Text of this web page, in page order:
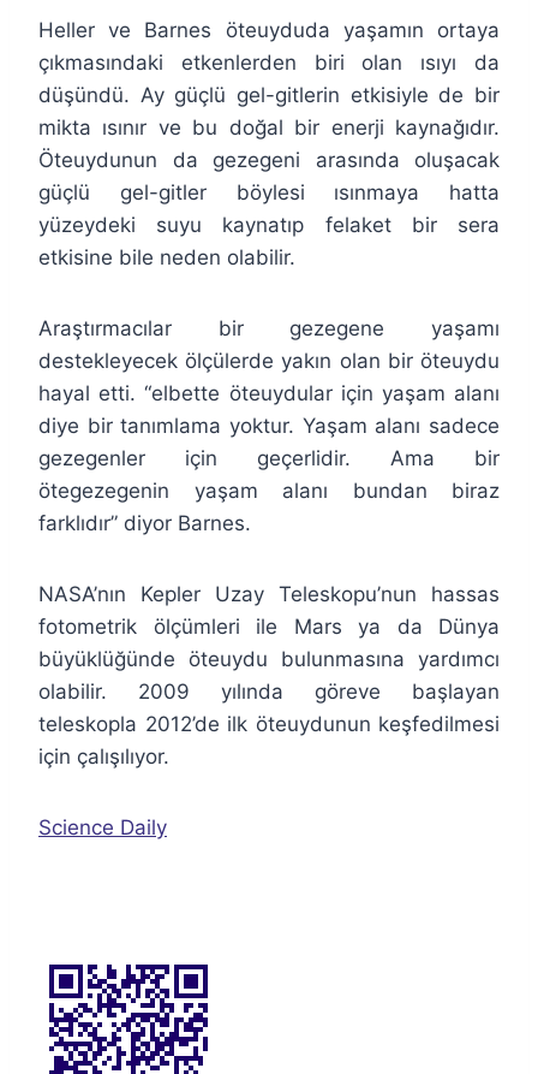
Heller ve Barnes öteuyduda yaşamın ortaya
çıkmasındaki etkenlerden biri olan ısıyı da
düşündü. Ay güçlü gel-gitlerin etkisiyle de bir
mikta ısınır ve bu doğal bir enerji kaynağıdır.
Öteuydunun da gezegeni arasında oluşacak
güçlü gel-gitler böylesi ısınmaya hatta
yüzeydeki suyu kaynatıp felaket bir sera
etkisine bile neden olabilir.
Araştırmacılar bir gezegene yaşamı
destekleyecek ölçülerde yakın olan bir öteuydu
hayal etti. “elbette öteuydular için yaşam alanı
diye bir tanımlama yoktur. Yaşam alanı sadece
gezegenler için geçerlidir. Ama bir
ötegezegenin yaşam alanı bundan biraz
farklıdır” diyor Barnes.
NASA’nın Kepler Uzay Teleskopu’nun hassas
fotometrik ölçümleri ile Mars ya da Dünya
büyüklüğünde öteuydu bulunmasına yardımcı
olabilir. 2009 yılında göreve başlayan
teleskopla 2012’de ilk öteuydunun keşfedilmesi
için çalışılıyor.
Science Daily